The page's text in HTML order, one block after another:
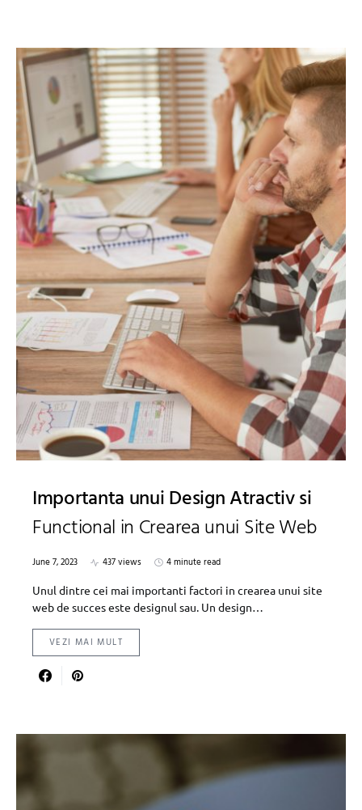
Importanta unui Design Atractiv si
Functional in Crearea unui Site Web
June 7, 2023 437 views
4 minute read
Unul dintre cei mai importanti factori in crearea unui site
web de succes este designul sau. Un design…
VEZI MAI MULT